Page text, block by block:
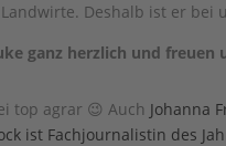
Deshalb ist er bei
ganz herzlich und freuen
top agrar 😉 Auch Johanna
ist Fachjournalistin des